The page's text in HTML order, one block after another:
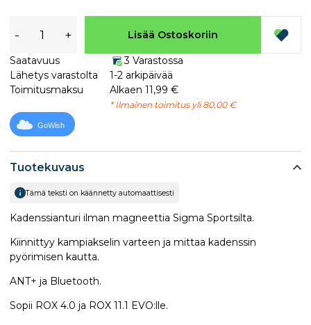
Tuotekuvaus
Tämä teksti on käännetty automaattisesti
Kadenssianturi ilman magneettia Sigma Sportsilta.
Kiinnittyy kampiakselin varteen ja mittaa kadenssin
pyörimisen kautta.
ANT+ ja Bluetooth.
Sopii ROX 4.0 ja ROX 11.1 EVO:lle.
- + Lisää Ostoskoriin
Saatavuus
3 Varastossa
Lähetys varastolta
1-2 arkipäivää
Toimitusmaksu
Alkaen 11,99 €
* Ilmainen toimitus yli 80,00 €
GoWish